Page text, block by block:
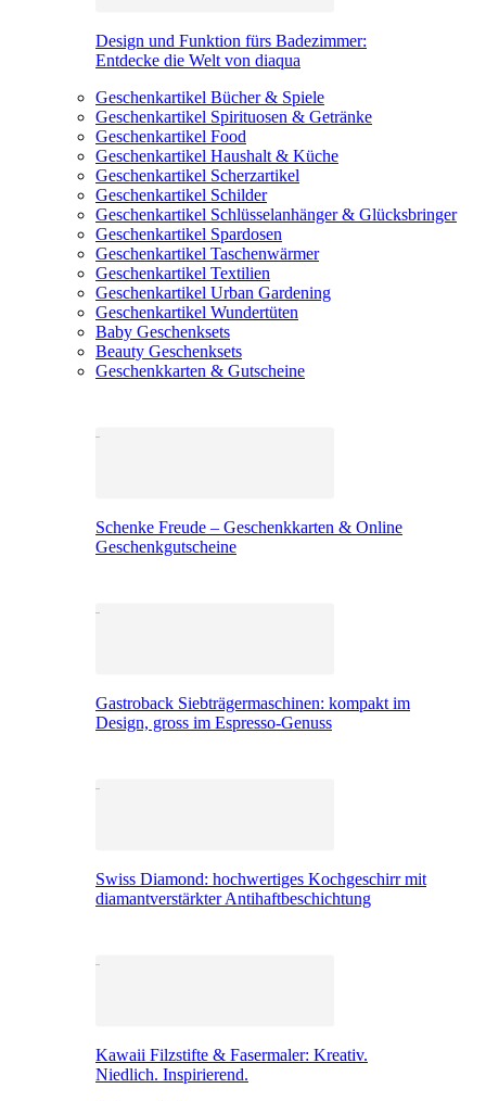
Design und Funktion fürs Badezimmer:
Entdecke die Welt von diaqua
Geschenkartikel Bücher & Spiele
Geschenkartikel Spirituosen & Getränke
Geschenkartikel Food
Geschenkartikel Haushalt & Küche
Geschenkartikel Scherzartikel
Geschenkartikel Schilder
Geschenkartikel Schlüsselanhänger & Glücksbringer
Geschenkartikel Spardosen
Geschenkartikel Taschenwärmer
Geschenkartikel Textilien
Geschenkartikel Urban Gardening
Geschenkartikel Wundertüten
Baby Geschenksets
Beauty Geschenksets
Geschenkkarten & Gutscheine
Schenke Freude – Geschenkkarten & Online
Geschenkgutscheine
Gastroback Siebträgermaschinen: kompakt im
Design, gross im Espresso-Genuss
Swiss Diamond: hochwertiges Kochgeschirr mit
diamantverstärkter Antihaftbeschichtung
Kawaii Filzstifte & Fasermaler: Kreativ.
Niedlich. Inspirierend.